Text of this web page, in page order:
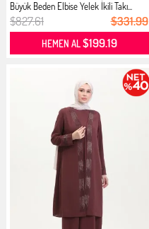
Büyük Beden Elbise Yelek İkili Takı...
$827.61 $331.99
HEMEN AL$199.19